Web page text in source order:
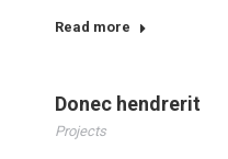
Read more
Donec hendrerit
Projects